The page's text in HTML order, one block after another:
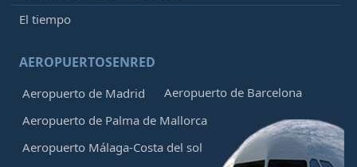
El tiempo
AEROPUERTOSENRED
Aeropuerto de Madrid
Aeropuerto de Barcelona
Aeropuerto de Palma de Mallorca
Aeropuerto Málaga-Costa del sol